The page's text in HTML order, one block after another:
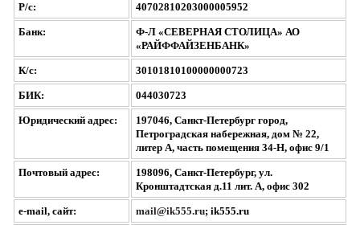
Р/с: 40702810203000005952
Банк:
Ф-Л «СЕВЕРНАЯ СТОЛИЦА» АО
«РАЙФФАЙЗЕНБАНК»
К/с: 30101810100000000723
БИК: 044030723
Юридический адрес:
197046, Санкт-Петербург город,
Петроградская набережная, дом № 22,
литер А, часть помещения 34-Н, офис 9/1
Почтовый адрес:
198096, Санкт-Петербург, ул.
Кронштадтская д.11 лит. А, офис 302
e-mail, сайт: mail@ik555.ru; ik555.ru